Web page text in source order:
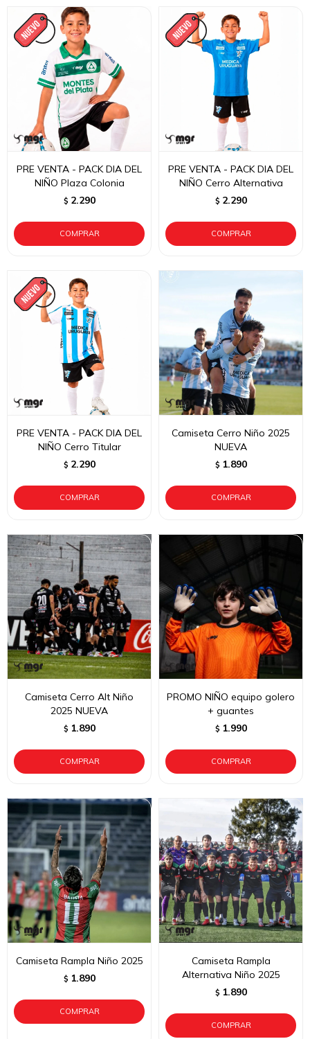
PRE VENTA - PACK DIA DEL
NIÑO Plaza Colonia
$ 2.290
PRE VENTA - PACK DIA DEL
NIÑO Cerro Alternativa
$ 2.290
PRE VENTA - PACK DIA DEL
NIÑO Cerro Titular
$ 2.290
Camiseta Cerro Niño 2025
NUEVA
$ 1.890
Camiseta Cerro Alt Niño
2025 NUEVA
$ 1.890
PROMO NIÑO equipo golero
+ guantes
$ 1.990
Camiseta Rampla Niño 2025
$ 1.890
Camiseta Rampla
Alternativa Niño 2025
$ 1.890